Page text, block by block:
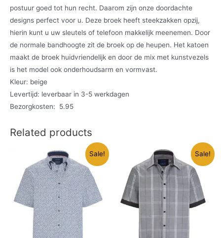
postuur goed tot hun recht. Daarom zijn onze doordachte
designs perfect voor u. Deze broek heeft steekzakken opzij,
hierin kunt u uw sleutels of telefoon makkelijk meenemen. Door
de normale bandhoogte zit de broek op de heupen. Het katoen
maakt de broek huidvriendelijk en door de mix met kunstvezels
is het model ook onderhoudsarm en vormvast.
Kleur: beige
Levertijd: leverbaar in 3-5 werkdagen
Bezorgkosten: 5.95
Related products
Sale! Sale!